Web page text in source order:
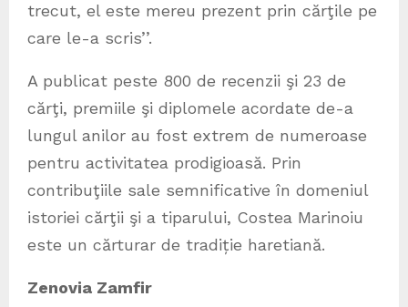
trecut, el este mereu prezent prin cărţile pe
care le-a scris’’.
A publicat peste 800 de recenzii şi 23 de
cărţi, premiile şi diplomele acordate de-a
lungul anilor au fost extrem de numeroase
pentru activitatea prodigioasă. Prin
contribuţiile sale semnificative în domeniul
istoriei cărţii şi a tiparului, Costea Marinoiu
este un cărturar de tradiție haretiană.
Zenovia Zamfir